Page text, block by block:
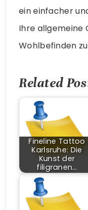
ein einfacher
Ihre allgemeine
Wohlbefinden
Related
Fineline Tattoo
Karlsruhe: Die
Kunst der
filigranen…